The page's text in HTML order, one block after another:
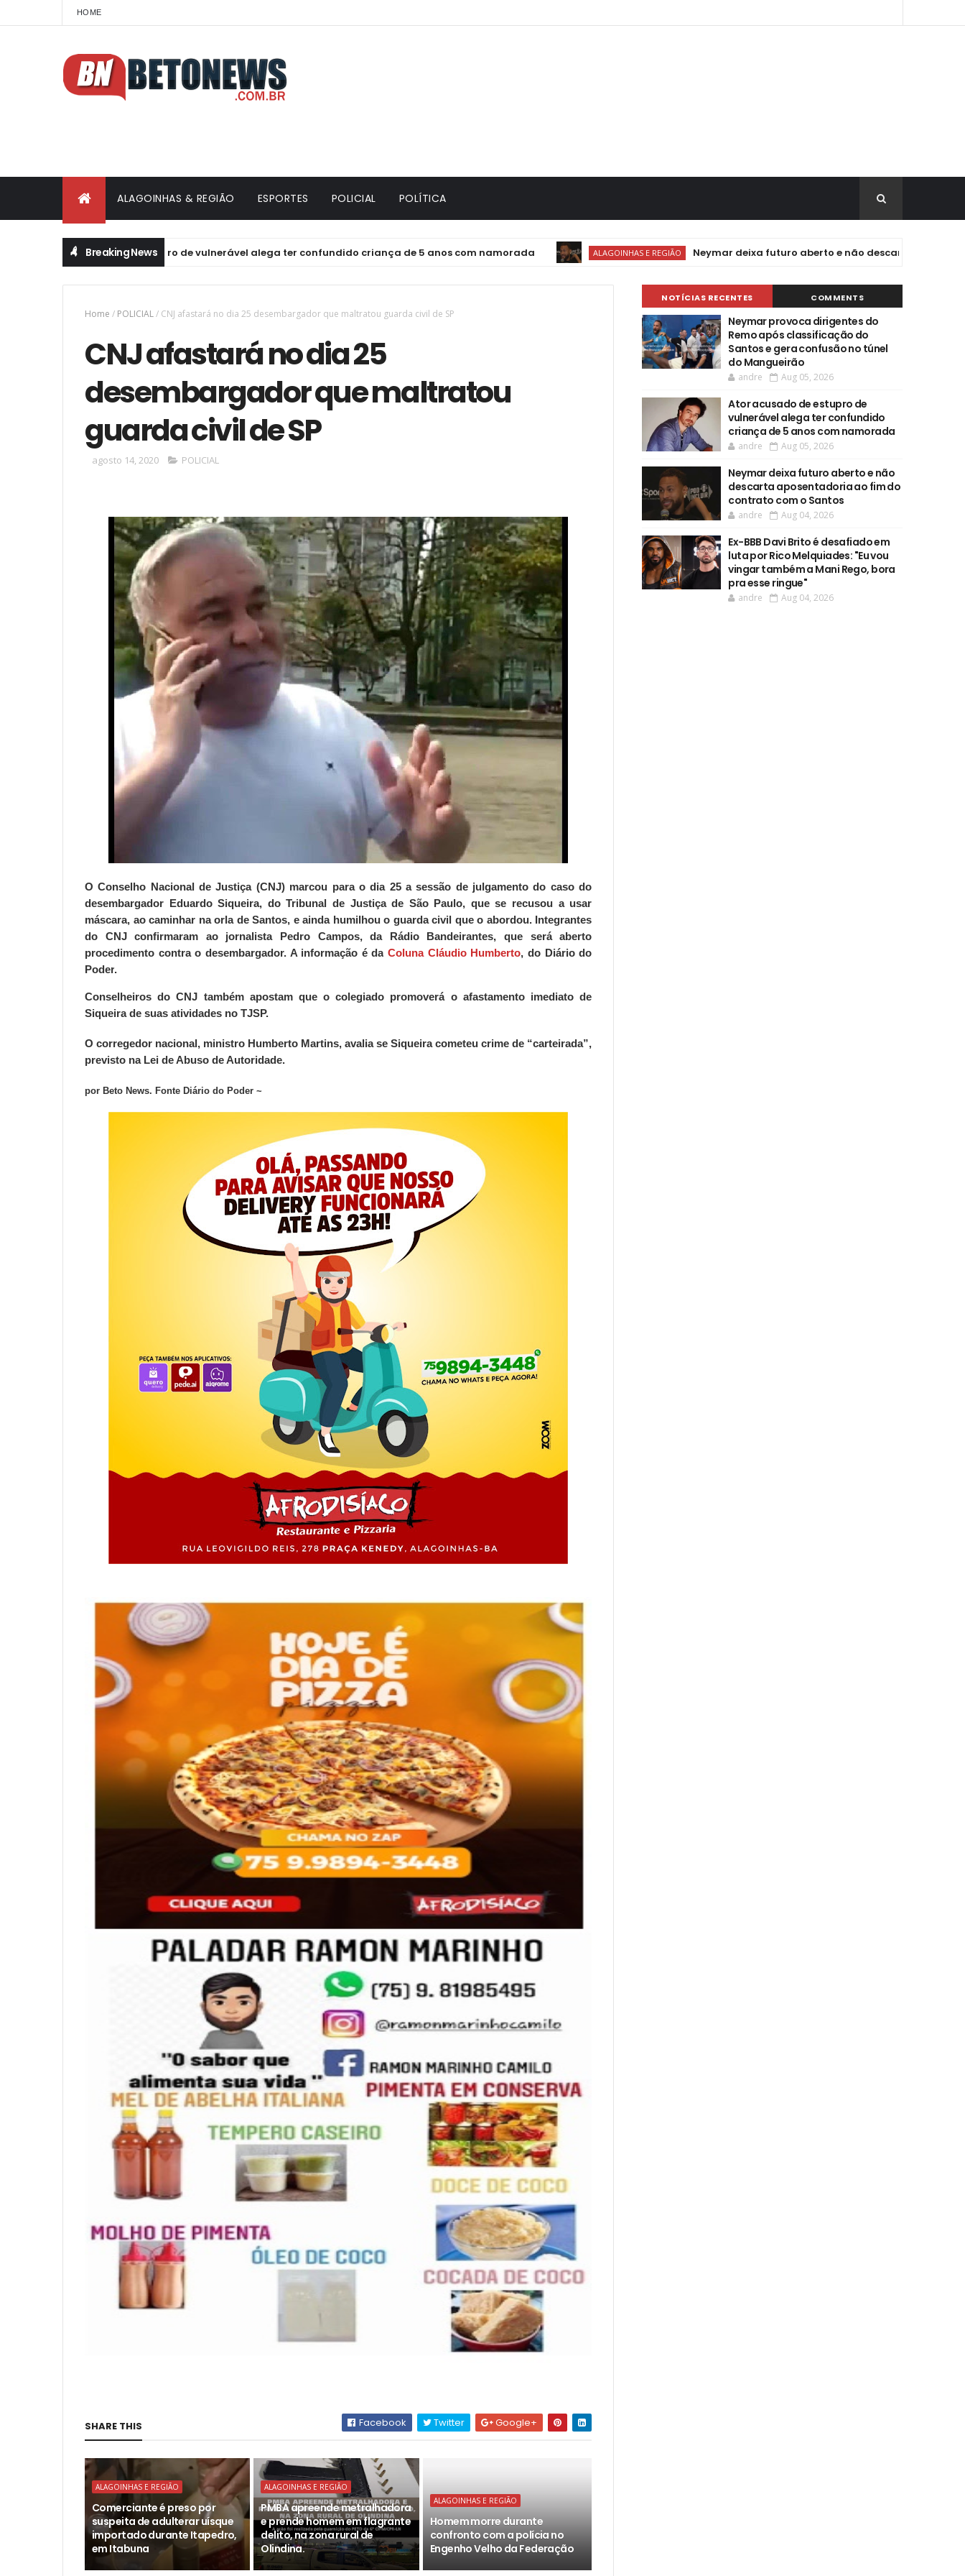
HOME
ALAGOINHAS & REGIÃO ESPORTES POLICIAL POLÍTICA
Breaking News
Ator acusado de estupro de vulnerável alega ter confundido criança de 5 anos com namorada ALAGOINHAS E REGIÃO Neymar deixa futuro aberto e não descarta aposentadoria ao
Home / POLICIAL/ CNJ afastará no dia 25 desembargador que maltratou guarda civil de SP
CNJ afastará no dia 25
desembargador que maltratou
guarda civil de SP
agosto 14, 2020 POLICIAL
O Conselho Nacional de Justiça (CNJ) marcou para o dia 25 a sessão de julgamento do caso do
desembargador Eduardo Siqueira, do Tribunal de Justiça de São Paulo, que se recusou a usar
máscara, ao caminhar na orla de Santos, e ainda humilhou o guarda civil que o abordou. Integrantes
do CNJ confirmaram ao jornalista Pedro Campos, da Rádio Bandeirantes, que será aberto
procedimento contra o desembargador. A informação é da Coluna Cláudio Humberto, do Diário do
Poder.
Conselheiros do CNJ também apostam que o colegiado promoverá o afastamento imediato de
Siqueira de suas atividades no TJSP.
O corregedor nacional, ministro Humberto Martins, avalia se Siqueira cometeu crime de “carteirada”,
previsto na Lei de Abuso de Autoridade.
por Beto News. Fonte Diário do Poder ~
SHARE THIS Facebook Twitter Google+
ALAGOINHAS E REGIÃO
Comerciante é preso por
suspeita de adulterar uísque
importado durante Itapedro,
em Itabuna
ALAGOINHAS E REGIÃO
PMBA apreende metralhadora
e prende homem em flagrante
delito, na zona rural de
Olindina.
ALAGOINHAS E REGIÃO
Homem morre durante
confronto com a polícia no
Engenho Velho da Federação
NOTÍCIAS RECENTES COMMENTS
Neymar provoca dirigentes do
Remo após classificação do
Santos e gera confusão no túnel
do Mangueirão
andre Aug 05, 2026
Ator acusado de estupro de
vulnerável alega ter confundido
criança de 5 anos com namorada
andre Aug 05, 2026
Neymar deixa futuro aberto e não
descarta aposentadoria ao fim do
contrato com o Santos
andre Aug 04, 2026
Ex-BBB Davi Brito é desafiado em
luta por Rico Melquiades: "Eu vou
vingar também a Mani Rego, bora
pra esse ringue"
andre Aug 04, 2026